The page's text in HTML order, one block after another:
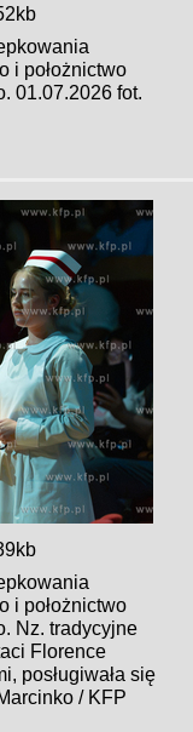
i położnictwo
01.07.2026 fot.
i położnictwo
Nz. tradycyjne
Florence
posługiwała się
/ KFP